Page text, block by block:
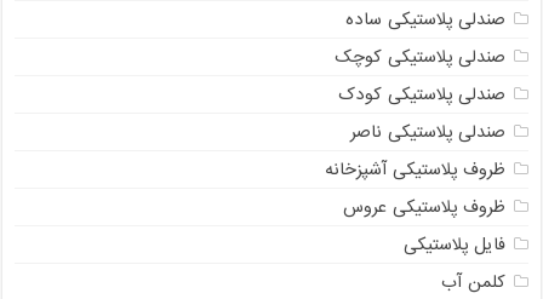
صندلی پلاستیکی ساده
صندلی پلاستیکی کوچک
صندلی پلاستیکی کودک
صندلی پلاستیکی ناصر
ظروف پلاستیکی آشپزخانه
ظروف پلاستیکی عروس
فایل پلاستیکی
کلمن آب